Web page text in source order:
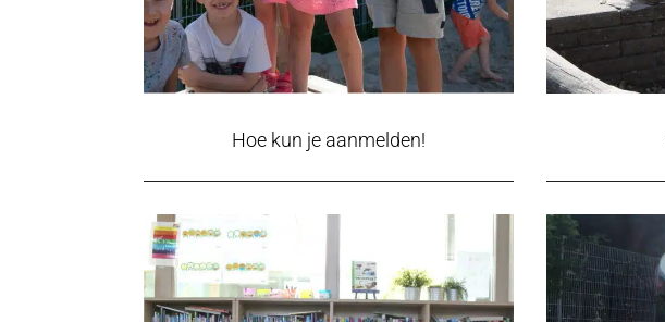
Hoe kun je aanmelden!